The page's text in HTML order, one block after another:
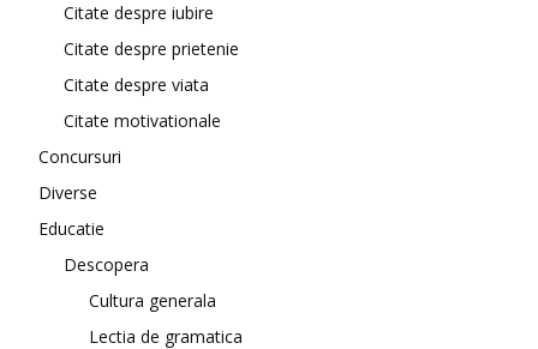
Citate despre iubire
Citate despre prietenie
Citate despre viata
Citate motivationale
Concursuri
Diverse
Educatie
Descopera
Cultura generala
Lectia de gramatica